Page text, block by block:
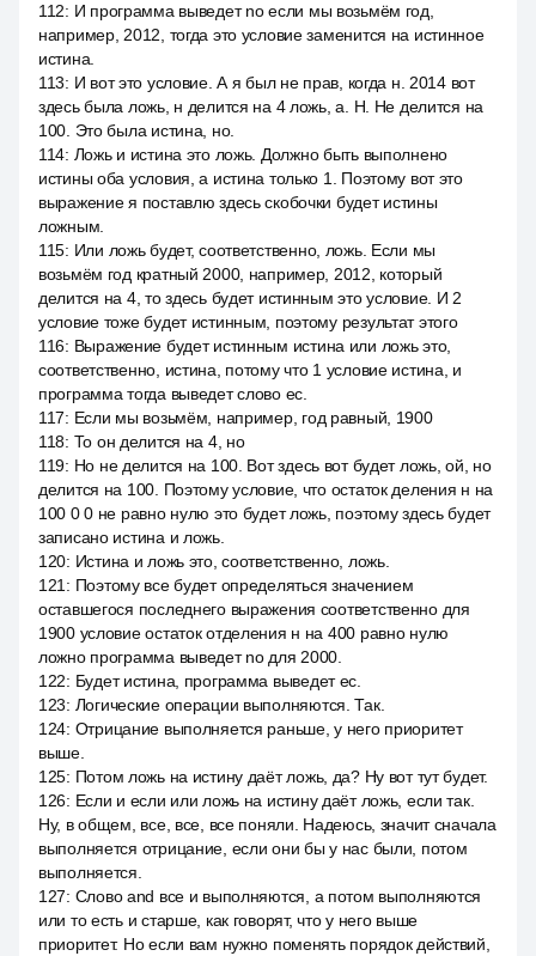
112: И программа выведет no если мы возьмём год,
например, 2012, тогда это условие заменится на истинное
истина.
113: И вот это условие. А я был не прав, когда н. 2014 вот
здесь была ложь, н делится на 4 ложь, а. Н. Не делится на
100. Это была истина, но.
114: Ложь и истина это ложь. Должно быть выполнено
истины оба условия, а истина только 1. Поэтому вот это
выражение я поставлю здесь скобочки будет истины
ложным.
115: Или ложь будет, соответственно, ложь. Если мы
возьмём год кратный 2000, например, 2012, который
делится на 4, то здесь будет истинным это условие. И 2
условие тоже будет истинным, поэтому результат этого
116: Выражение будет истинным истина или ложь это,
соответственно, истина, потому что 1 условие истина, и
программа тогда выведет слово ес.
117: Если мы возьмём, например, год равный, 1900
118: То он делится на 4, но
119: Но не делится на 100. Вот здесь вот будет ложь, ой, но
делится на 100. Поэтому условие, что остаток деления н на
100 0 0 не равно нулю это будет ложь, поэтому здесь будет
записано истина и ложь.
120: Истина и ложь это, соответственно, ложь.
121 : Поэтому все будет определяться значением
оставшегося последнего выражения соответственно для
1900 условие остаток отделения н на 400 равно нулю
ложно программа выведет no для 2000.
122: Будет истина, программа выведет ес.
123: Логические операции выполняются. Так.
124: Отрицание выполняется раньше, у него приоритет
выше.
125: Потом ложь на истину даёт ложь, да? Ну вот тут будет.
126: Если и если или ложь на истину даёт ложь, если так.
Ну, в общем, все, все, все поняли. Надеюсь, значит сначала
выполняется отрицание, если они бы у нас были, потом
выполняется.
127: Слово and все и выполняются, а потом выполняются
или то есть и старше, как говорят, что у него выше
приоритет. Но если вам нужно поменять порядок действий,